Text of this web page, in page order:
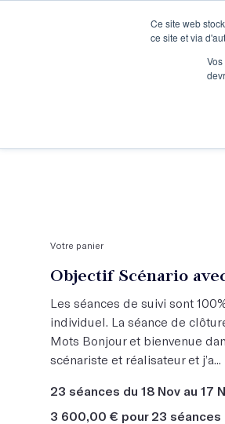
Ce site web
ce site et via
Je participe à une session
Votre panier
Objectif Scénario
Les séances de suivi sont
individuel. La séance de
Mots Bonjour et bienvenue
scénariste et réalisateur et j’a...
23 séances du 18 Nov au 17
3 600,00 € pour 23 séances